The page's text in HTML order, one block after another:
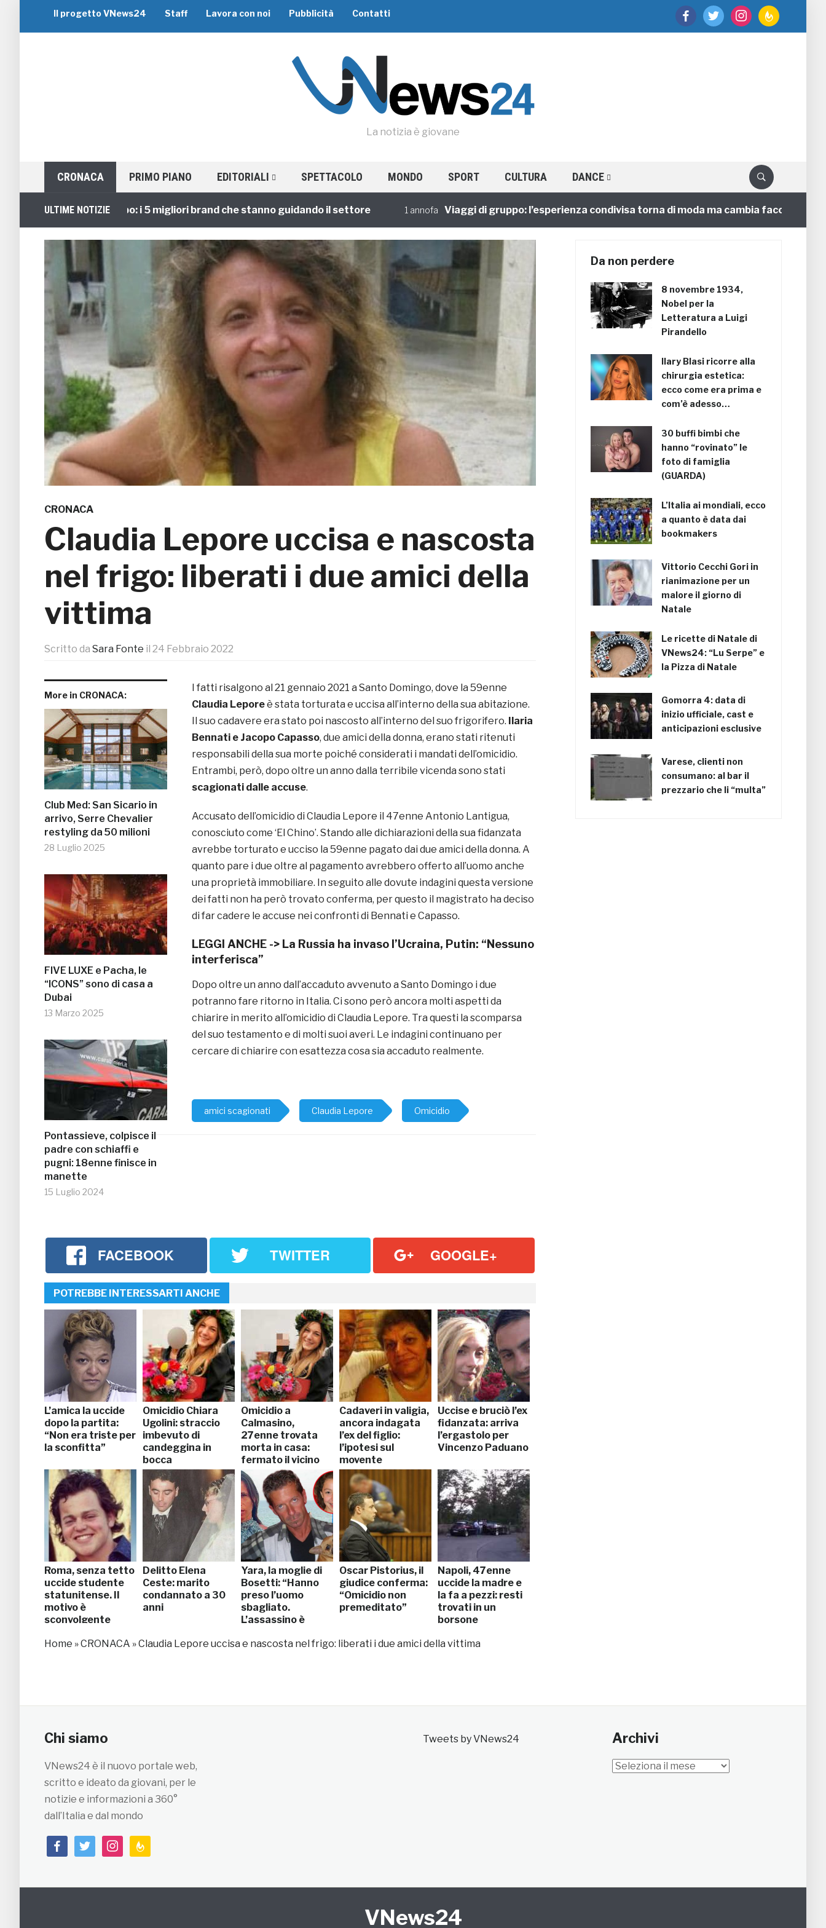
facebooktwitter instagramfeedburner
Il progetto VNews24 Staff Lavora con noi Pubblicità Contatti
La notizia è giovane
CRONACA PRIMO PIANO EDITORIALI SPETTACOLO MONDO SPORT CULTURA DANCE
ULTIME NOTIZIE
Viaggi di Gruppo: i 5 migliori brand che stanno guidando il settore 1 annofa Viaggi di gruppo: l’esperienza condivisa torna di moda ma cambia faccia
CRONACA
Claudia Lepore uccisa e nascosta
nel frigo: liberati i due amici della
vittima
Scritto da Sara Fonte il 24 Febbraio 2022
More in CRONACA:
Club Med: San Sicario in
arrivo, Serre Chevalier
restyling da 50 milioni
28 Luglio 2025
FIVE LUXE e Pacha, le
“ICONS” sono di casa a
Dubai
13 Marzo 2025
Pontassieve, colpisce il
padre con schiaffi e
pugni: 18enne finisce in
manette
15 Luglio 2024
I fatti risalgono al 21 gennaio 2021 a Santo Domingo, dove la 59enne
Claudia Leporeè stata torturata e uccisa all’interno della sua abitazione.
Il suo cadavere era stato poi nascosto all’interno del suo frigorifero. Ilaria
Bennati e Jacopo Capasso, due amici della donna, erano stati ritenuti
responsabili della sua morte poiché considerati i mandati dell’omicidio.
Entrambi, però, dopo oltre un anno dalla terribile vicenda sono stati
scagionati dalle accuse.
Accusato dell’omicidio di Claudia Lepore il 47enne Antonio Lantigua,
conosciuto come ‘El Chino’. Stando alle dichiarazioni della sua fidanzata
avrebbe torturato e ucciso la 59enne pagato dai due amici della donna. A
quanto pare i due oltre al pagamento avrebbero offerto all’uomo anche
una proprietà immobiliare. In seguito alle dovute indagini questa versione
dei fatti non ha però trovato conferma, per questo il magistrato ha deciso
di far cadere le accuse nei confronti di Bennati e Capasso.
LEGGI ANCHE -> La Russia ha invaso l’Ucraina, Putin: “Nessuno
interferisca”
Dopo oltre un anno dall’accaduto avvenuto a Santo Domingo i due
potranno fare ritorno in Italia. Ci sono però ancora molti aspetti da
chiarire in merito all’omicidio di Claudia Lepore. Tra questi la scomparsa
del suo testamento e di molti suoi averi. Le indagini continuano per
cercare di chiarire con esattezza cosa sia accaduto realmente.
amici scagionati Claudia Lepore Omicidio
FACEBOOK TWITTER GOOGLE+
POTREBBE INTERESSARTI ANCHE
L’amica la uccide
dopo la partita:
“Non era triste per
la sconfitta”
Omicidio Chiara
Ugolini: straccio
imbevuto di
candeggina in
bocca
Omicidio a
Calmasino,
27enne trovata
morta in casa:
fermato il vicino
Cadaveri in valigia,
ancora indagata
l’ex del figlio:
l’ipotesi sul
movente
Uccise e bruciò l’ex
fidanzata: arriva
l’ergastolo per
Vincenzo Paduano
Roma, senza tetto
uccide studente
statunitense. Il
motivo è
sconvolgente
Delitto Elena
Ceste: marito
condannato a 30
anni
Yara, la moglie di
Bosetti: “Hanno
preso l’uomo
sbagliato.
L’assassino è
Oscar Pistorius, il
giudice conferma:
“Omicidio non
premeditato”
Napoli, 47enne
uccide la madre e
la fa a pezzi: resti
trovati in un
borsone
Home »CRONACA »Claudia Lepore uccisa e nascosta nel frigo: liberati i due amici della vittima
Da non perdere
8 novembre 1934,
Nobel per la
Letteratura a Luigi
Pirandello
Ilary Blasi ricorre alla
chirurgia estetica:
ecco come era prima e
com’è adesso…
30 buffi bimbi che
hanno “rovinato” le
foto di famiglia
(GUARDA)
L’Italia ai mondiali, ecco
a quanto è data dai
bookmakers
Vittorio Cecchi Gori in
rianimazione per un
malore il giorno di
Natale
Le ricette di Natale di
VNews24: “Lu Serpe” e
la Pizza di Natale
Gomorra 4: data di
inizio ufficiale, cast e
anticipazioni esclusive
Varese, clienti non
consumano: al bar il
prezzario che li “multa”
Chi siamo
VNews24 è il nuovo portale web,
scritto e ideato da giovani, per le
notizie e informazioni a 360°
dall’Italia e dal mondo
facebooktwitterinstagramfeedburner
Tweets by VNews24 Archivi
Archivi
VNews24